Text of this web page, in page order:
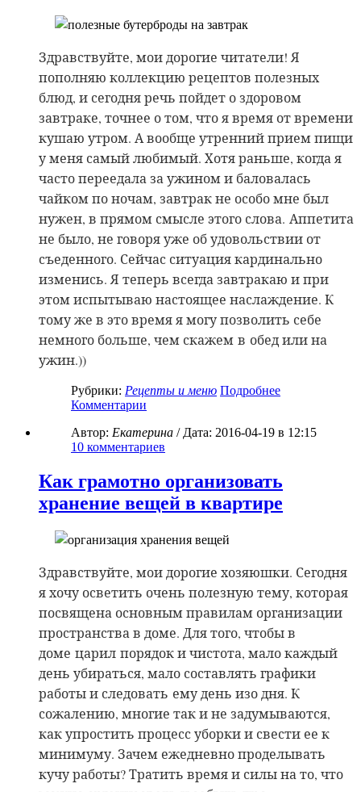
Здравствуйте, мои дорогие читатели! Я
пополняю коллекцию рецептов полезных
блюд, и сегодня речь пойдет о здоровом
завтраке, точнее о том, что я время от времени
кушаю утром. А вообще утренний прием пищи
у меня самый любимый. Хотя раньше, когда я
часто переедала за ужином и баловалась
чайком по ночам, завтрак не особо мне был
нужен, в прямом смысле этого слова. Аппетита
не было, не говоря уже об удовольствии от
съеденного. Сейчас ситуация кардинально
изменись. Я теперь всегда завтракаю и при
этом испытываю настоящее наслаждение. К
тому же в это время я могу позволить себе
немного больше, чем скажем в обед или на
ужин.))
Рубрики: Рецепты и меню Подробнее
Комментарии
Автор: Екатерина / Дата: 2016-04-19 в 12:15
10 комментариев
Как грамотно организовать
хранение вещей в квартире
Здравствуйте, мои дорогие хозяюшки. Сегодня
я хочу осветить очень полезную тему, которая
посвящена основным правилам организации
пространства в доме. Для того, чтобы в
доме царил порядок и чистота, мало каждый
день убираться, мало составлять графики
работы и следовать ему день изо дня. К
сожалению, многие так и не задумываются,
как упростить процесс уборки и свести ее к
минимуму. Зачем ежедневно проделывать
кучу работы? Тратить время и силы на то, что